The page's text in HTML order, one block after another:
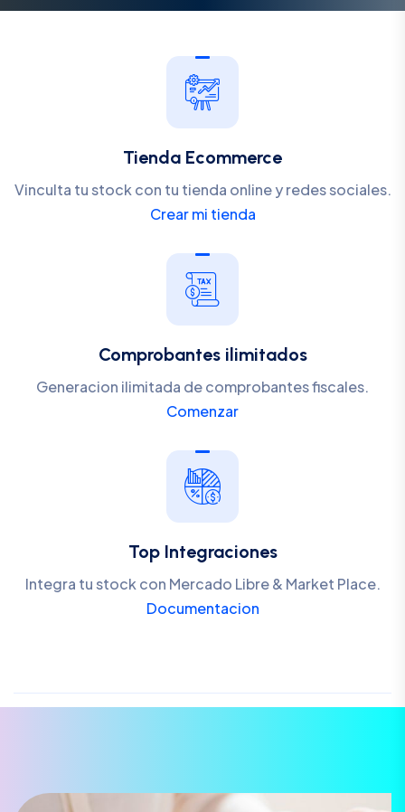
Tienda Ecommerce
Vinculta tu stock con tu tienda online y redes sociales.
Crear mi tienda
Comprobantes ilimitados
Generacion ilimitada de comprobantes fiscales.
Comenzar
Top Integraciones
Integra tu stock con Mercado Libre & Market Place.
Documentacion